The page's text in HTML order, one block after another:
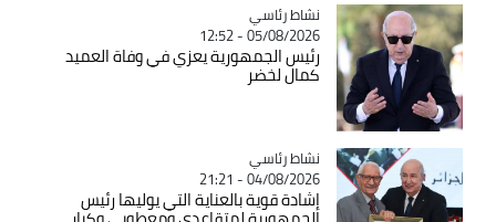
Catégorie
نشاط رئاسي
05/08/2026 - 12:52
رئيس الجمهورية يعزي في وفاة العميد
كمال لخضر
Catégorie
نشاط رئاسي
04/08/2026 - 21:21
إشادة قوية بالعناية التي يوليها رئيس